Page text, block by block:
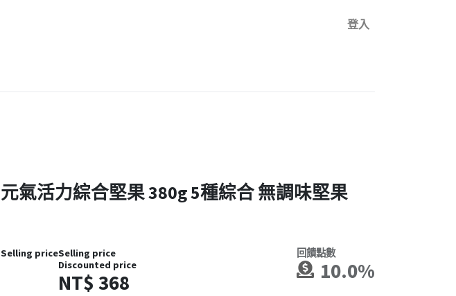
登入
元氣活力綜合堅果 380g 5種綜合 無調味堅果
Selling priceSelling price
Discounted price
NT$ 368
回饋點數
10.0%